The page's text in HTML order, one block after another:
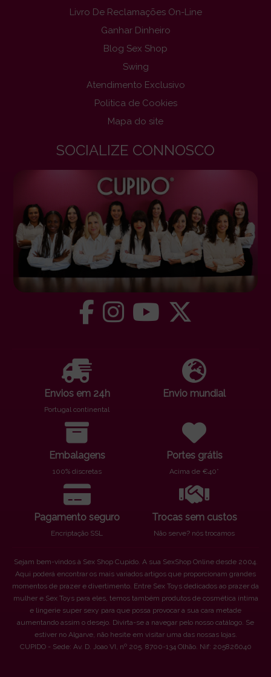
Livro De Reclamações On-Line
Ganhar Dinheiro
Blog Sex Shop
Swing
Atendimento Exclusivo
Politica de Cookies
Mapa do site
SOCIALIZE CONNOSCO
Envios em 24h
Portugal continental
Envio mundial
Embalagens
100% discretas
Portes grátis
Acima de €40*
Pagamento seguro
Encriptação SSL
Trocas sem custos
Não serve? nós trocamos
Sejam bem-vindos à Sex Shop Cupido. A sua SexShop Online desde 2004.
Aqui poderá encontrar os mais variados artigos que proporcionam grandes
momentos de prazer e divertimento. Entre Sex Toys dedicados ao prazer da
mulher e Sex Toys para eles, temos também produtos de cosmética íntima
e lingerie super sexy para que possa provocar a sua cara metade
aumentando assim o desejo. Divirta-se a navegar pelo nosso catálogo. Se
estiver no Algarve, não hesite em visitar uma das nossas lojas.
CUPIDO - Sede: Av. D. Joao VI, nº 205. 8700-134 Olhão. Nif: 205826040